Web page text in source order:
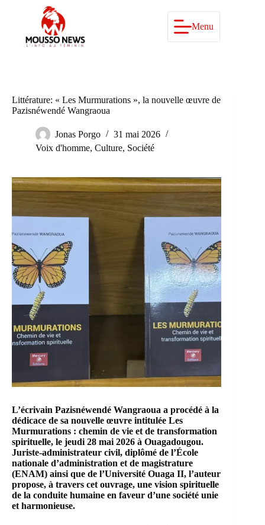
Menu
Littérature: « Les Murmurations », la nouvelle œuvre de
Pazisnéwendé Wangraoua
Jonas Porgo
31 mai 2026
Voix d'homme, Culture, Société
L’écrivain Pazisnéwendé Wangraoua a procédé à la
dédicace de sa nouvelle œuvre intitulée Les
Murmurations : chemin de vie et de transformation
spirituelle, le jeudi 28 mai 2026 à Ouagadougou.
Juriste-administrateur civil, diplômé de l’École
nationale d’administration et de magistrature
(ENAM) ainsi que de l’Université Ouaga II, l’auteur
propose, à travers cet ouvrage, une vision spirituelle
de la conduite humaine en faveur d’une société unie
et harmonieuse.